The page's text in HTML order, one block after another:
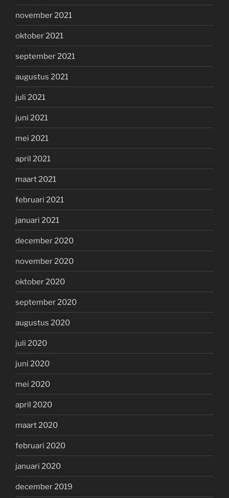
november 2021
oktober 2021
september 2021
augustus 2021
juli 2021
juni 2021
mei 2021
april 2021
maart 2021
februari 2021
januari 2021
december 2020
november 2020
oktober 2020
september 2020
augustus 2020
juli 2020
juni 2020
mei 2020
april 2020
maart 2020
februari 2020
januari 2020
december 2019